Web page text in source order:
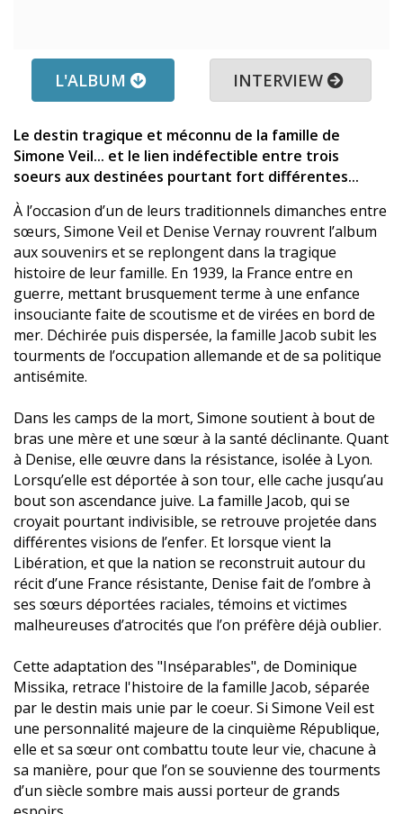
L'ALBUM INTERVIEW
Le destin tragique et méconnu de la famille de
Simone Veil... et le lien indéfectible entre trois
soeurs aux destinées pourtant fort différentes...
À l’occasion d’un de leurs traditionnels dimanches entre
sœurs, Simone Veil et Denise Vernay rouvrent l’album
aux souvenirs et se replongent dans la tragique
histoire de leur famille. En 1939, la France entre en
guerre, mettant brusquement terme à une enfance
insouciante faite de scoutisme et de virées en bord de
mer. Déchirée puis dispersée, la famille Jacob subit les
tourments de l’occupation allemande et de sa politique
antisémite.
Dans les camps de la mort, Simone soutient à bout de
bras une mère et une sœur à la santé déclinante. Quant
à Denise, elle œuvre dans la résistance, isolée à Lyon.
Lorsqu’elle est déportée à son tour, elle cache jusqu’au
bout son ascendance juive. La famille Jacob, qui se
croyait pourtant indivisible, se retrouve projetée dans
différentes visions de l’enfer. Et lorsque vient la
Libération, et que la nation se reconstruit autour du
récit d’une France résistante, Denise fait de l’ombre à
ses sœurs déportées raciales, témoins et victimes
malheureuses d’atrocités que l’on préfère déjà oublier.
Cette adaptation des "Inséparables", de Dominique
Missika, retrace l'histoire de la famille Jacob, séparée
par le destin mais unie par le coeur. Si Simone Veil est
une personnalité majeure de la cinquième République,
elle et sa sœur ont combattu toute leur vie, chacune à
sa manière, pour que l’on se souvienne des tourments
d’un siècle sombre mais aussi porteur de grands